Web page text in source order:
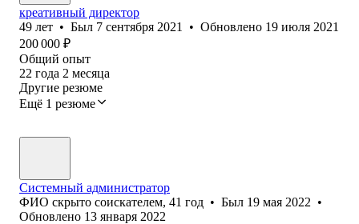
креативный директор
49 лет • Был 7 сентября 2021 • Обновлено 19 июля 2021
200 000 ₽
Общий опыт
22 года 2 месяца
Другие резюме
Ещё 1 резюме
Системный администратор
ФИО скрыто соискателем, 41 год • Был 19 мая 2022 •
Обновлено 13 января 2022